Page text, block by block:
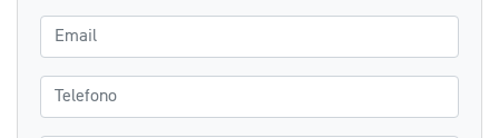
Email
Telefono